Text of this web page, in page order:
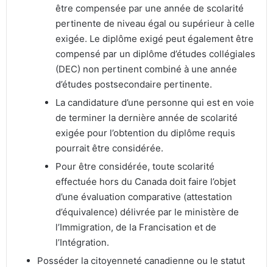
être compensée par une année de scolarité
pertinente de niveau égal ou supérieur à celle
exigée. Le diplôme exigé peut également être
compensé par un diplôme d’études collégiales
(DEC) non pertinent combiné à une année
d’études postsecondaire pertinente.
La candidature d’une personne qui est en voie
de terminer la dernière année de scolarité
exigée pour l’obtention du diplôme requis
pourrait être considérée.
Pour être considérée, toute scolarité
effectuée hors du Canada doit faire l’objet
d’une évaluation comparative (attestation
d’équivalence) délivrée par le ministère de
l’Immigration, de la Francisation et de
l’Intégration.
Posséder la citoyenneté canadienne ou le statut